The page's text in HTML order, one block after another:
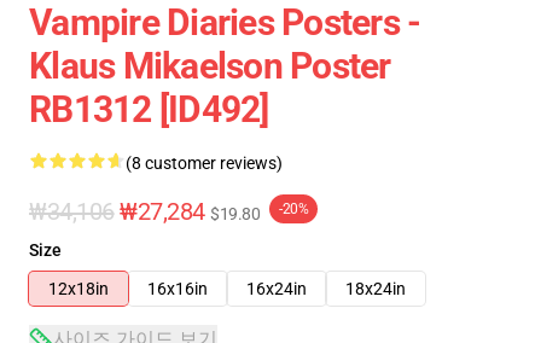
Vampire Diaries Posters -
Klaus Mikaelson Poster
RB1312 [ID492]
(8 customer reviews)
₩34,106₩27,284 $19.80 -20%
Size
12x18in
16x16in 16x24in 18x24in